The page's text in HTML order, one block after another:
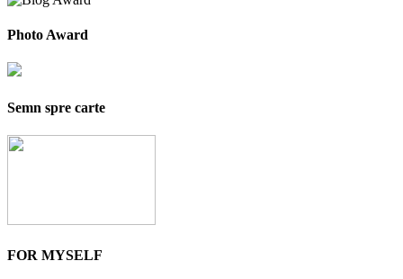
Photo Award
Semn spre carte
FOR MYSELF